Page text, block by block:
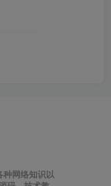
种网络知识以